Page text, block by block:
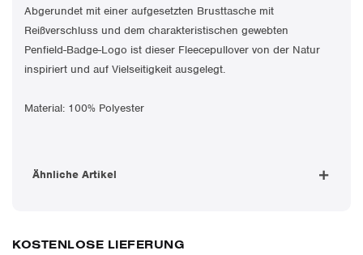
Abgerundet mit einer aufgesetzten Brusttasche mit
Reißverschluss und dem charakteristischen gewebten
Penfield-Badge-Logo ist dieser Fleecepullover von der Natur
inspiriert und auf Vielseitigkeit ausgelegt.
Material: 100% Polyester
Ähnliche Artikel
KOSTENLOSE LIEFERUNG